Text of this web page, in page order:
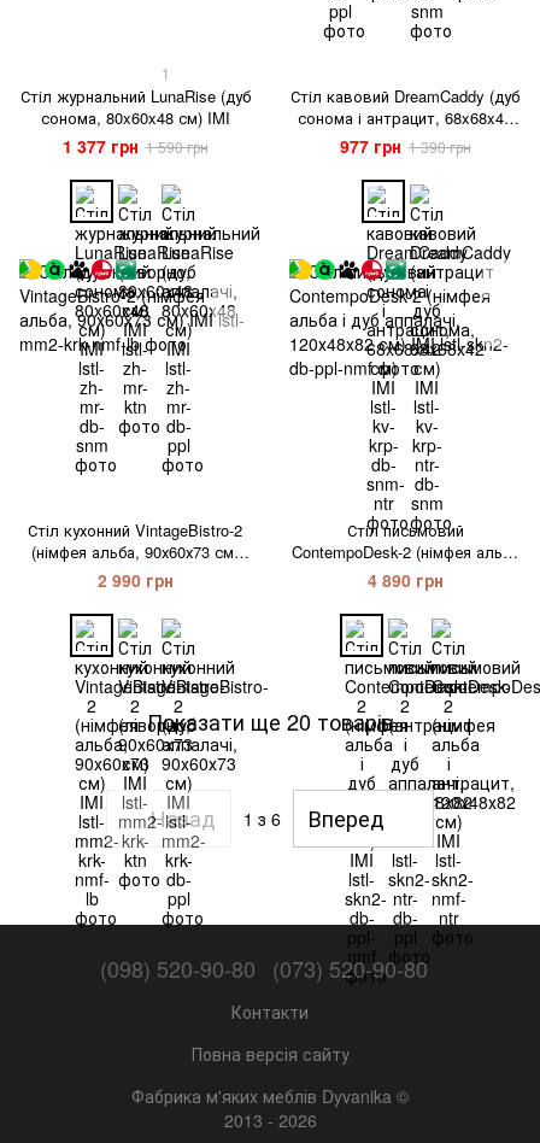
1
Стіл журнальний LunaRise (дуб
сонома, 80x60x48 см) IMI
1 377 грн 1 590 грн
Стіл кавовий DreamCaddy (дуб
сонома і антрацит, 68x68x42
см) IMI
977 грн 1 390 грн
Стіл кухонний VintageBistro-2
(німфея альба, 90х60х73 см)
IMI
2 990 грн
Стіл письмовий
ContempoDesk-2 (німфея альба
і дуб аппалачі, 120х48х82 см)
IMI
4 890 грн
Показати ще 20 товарів
Назад 1 з 6 Вперед
(098) 520-90-80 (073) 520-90-80
Контакти
Повна версія сайту
Фабрика м'яких меблів Dyvanika ©
2013 - 2026